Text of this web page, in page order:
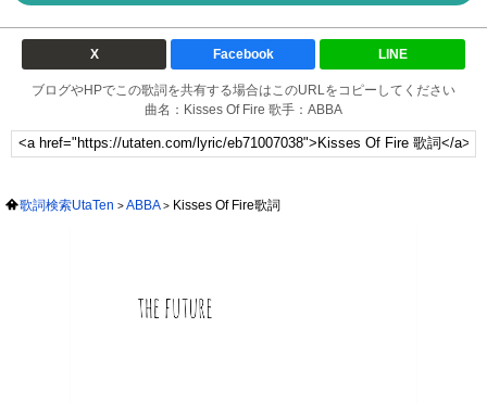
X Facebook LINE
ブログやHPでこの歌詞を共有する場合はこのURLをコピーしてください
曲名：Kisses Of Fire 歌手：ABBA
歌詞検索UtaTen ABBA Kisses Of Fire歌詞